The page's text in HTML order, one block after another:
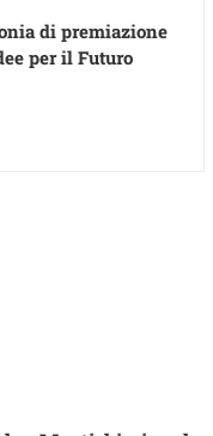
di premiazione
per il Futuro